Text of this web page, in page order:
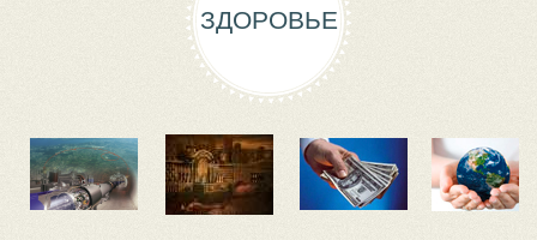
ЗДОРОВЬЕ